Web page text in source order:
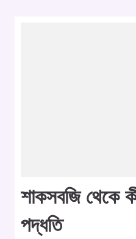
শাকসবজি থেকে
পদ্ধতি